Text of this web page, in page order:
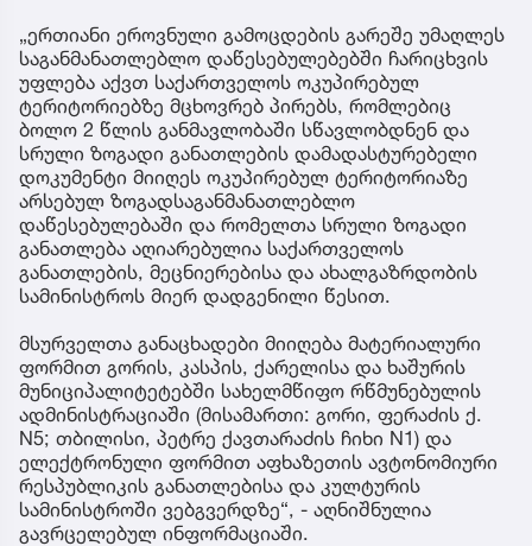
„ერთიანი ეროვნული გამოცდების გარეშე უმაღლეს
საგანმანათლებლო დაწესებულებებში ჩარიცხვის
უფლება აქვთ საქართველოს ოკუპირებულ
ტერიტორიებზე მცხოვრებ პირებს, რომლებიც
ბოლო 2 წლის განმავლობაში სწავლობდნენ და
სრული ზოგადი განათლების დამადასტურებელი
დოკუმენტი მიიღეს ოკუპირებულ ტერიტორიაზე
არსებულ ზოგადსაგანმანათლებლო
დაწესებულებაში და რომელთა სრული ზოგადი
განათლება აღიარებულია საქართველოს
განათლების, მეცნიერებისა და ახალგაზრდობის
სამინისტროს მიერ დადგენილი წესით.
მსურველთა განაცხადები მიიღება მატერიალური
ფორმით გორის, კასპის, ქარელისა და ხაშურის
მუნიციპალიტეტებში სახელმწიფო რწმუნებულის
ადმინისტრაციაში (მისამართი: გორი, ფერაძის ქ.
N5; თბილისი, პეტრე ქავთარაძის ჩიხი N1) და
ელექტრონული ფორმით აფხაზეთის ავტონომიური
რესპუბლიკის განათლებისა და კულტურის
სამინისტროში ვებგვერდზე“, - აღნიშნულია
გავრცელებულ ინფორმაციაში.